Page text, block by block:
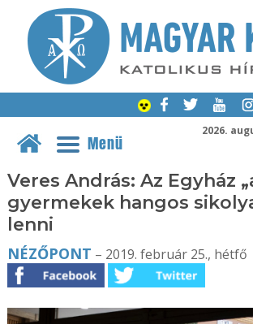
2026.
Menü
Veres András: Az Egyház
gyermekek hangos
lenni
NÉZŐPONT – 2019. február 25., hétfő